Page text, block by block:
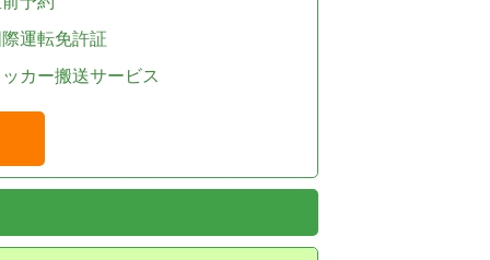
運転免許証
カー搬送サービス